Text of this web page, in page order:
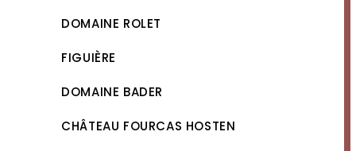
DOMAINE ROLET
FIGUIÈRE
DOMAINE BADER
CHÂTEAU FOURCAS HOSTEN